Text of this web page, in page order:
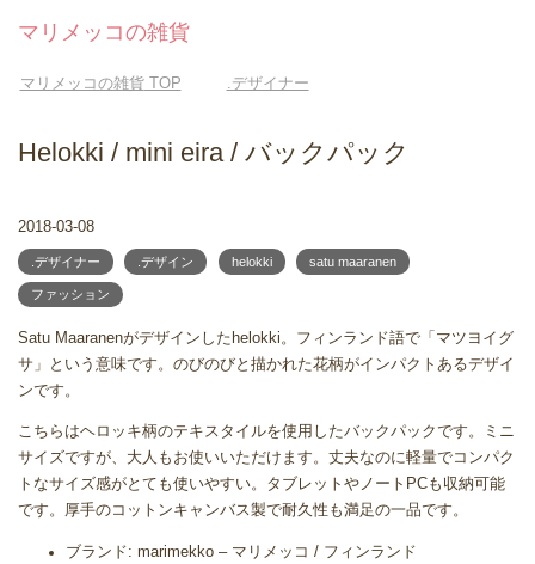
マリメッコの雑貨
マリメッコの雑貨TOP .デザイナー
Helokki / mini eira / バックパック
2018-03-08
.デザイナー .デザイン helokki satu maaranen
ファッション
Satu Maaranenがデザインしたhelokki。フィンランド語で「マツヨイグ
サ」という意味です。のびのびと描かれた花柄がインパクトあるデザイ
ンです。
こちらはヘロッキ柄のテキスタイルを使用したバックパックです。ミニ
サイズですが、大人もお使いいただけます。丈夫なのに軽量でコンパク
トなサイズ感がとても使いやすい。タブレットやノートPCも収納可能
です。厚手のコットンキャンバス製で耐久性も満足の一品です。
ブランド: marimekko – マリメッコ / フィンランド